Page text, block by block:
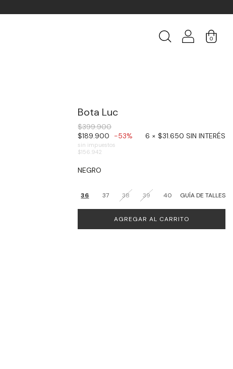
0
Bota Luc
$399.900
$189.900
-53% 6 × $31.650 SIN INTERÉS
sin impuestos
$156.942
NEGRO
36 37 38 39 40 GUÍA DE TALLES